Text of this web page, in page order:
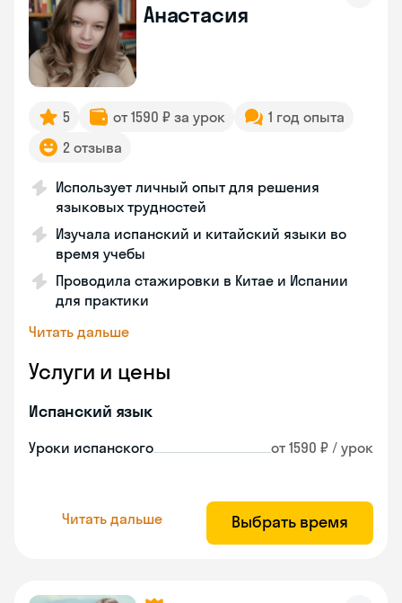
Анастасия
5 от 1590 ₽ за урок
1 год опыта
2 отзыва
Использует личный опыт для решения
языковых трудностей
Изучала испанский и китайский языки во
время учебы
Проводила стажировки в Китае и Испании
для практики
Читать дальше
Услуги и цены
Испанский язык
Уроки испанского от 1590 ₽ / урок
Читать дальше Выбрать время